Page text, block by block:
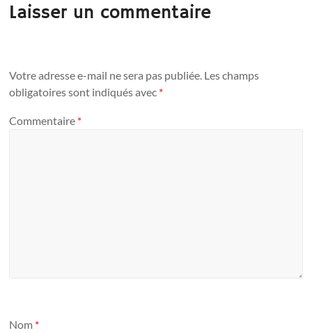
Laisser un commentaire
Votre adresse e-mail ne sera pas publiée. Les champs
obligatoires sont indiqués avec *
Commentaire *
Nom *